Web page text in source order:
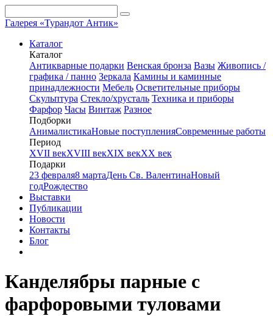
Галерея «Турандот Антик»
Каталог
Каталог
Антикварные подарки Венская бронза Вазы Живопись /
графика / панно Зеркала Камины и каминные
принадлежности Мебель Осветительные приборы
Скульптура Стекло/хрусталь Техника и приборы
Фарфор Часы Винтаж Разное
Подборки
АнималистикаНовые поступленияСовременные работы
Период
XVII векXVIII векXIX векXX век
Подарки
23 февраля8 мартаДень Св. ВалентинаНовый
годРождество
Выставки
Публикации
Новости
Контакты
Блог
Канделябры парные с
фарфоровыми туловами